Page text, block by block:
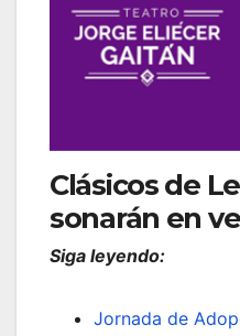
Clásicos de
sonarán en
Siga leyendo:
Jornada de